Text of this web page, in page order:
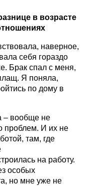
в возрасте
наверное,
себя гораздо
Брак спал с меня,
Я поняла,
по дому в
– вообще не
проблем. И их не
там, где
на работу.
особых
но мне уже не